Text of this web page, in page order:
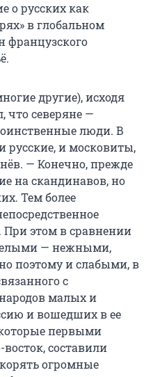
о русских как
в глобальном
французского
другие), исходя
что северяне —
люди. В
русские, и московиты,
— Конечно, прежде
на скандинавов, но
Тем более
При этом в сравнении
— нежными,
поэтому и слабыми, в
с
малых и
и вошедших в ее
первыми
составили
огромные